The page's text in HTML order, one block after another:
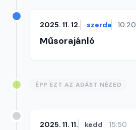
2025. 11. 12. szerda 10:20
Műsorajánló
ÉPP EZT AZ ADÁST NÉZED
2025. 11. 11. kedd 15:50